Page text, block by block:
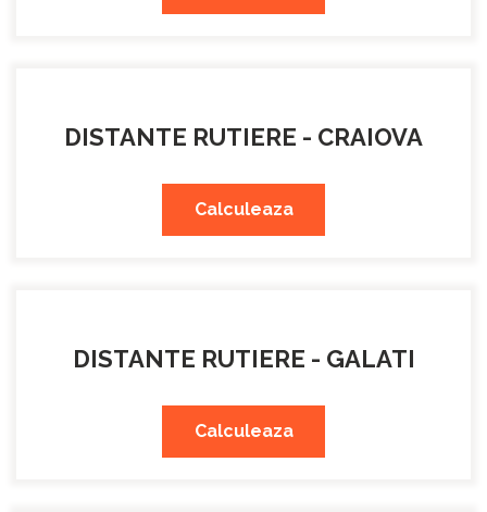
DISTANTE RUTIERE - CRAIOVA
Calculeaza
DISTANTE RUTIERE - GALATI
Calculeaza